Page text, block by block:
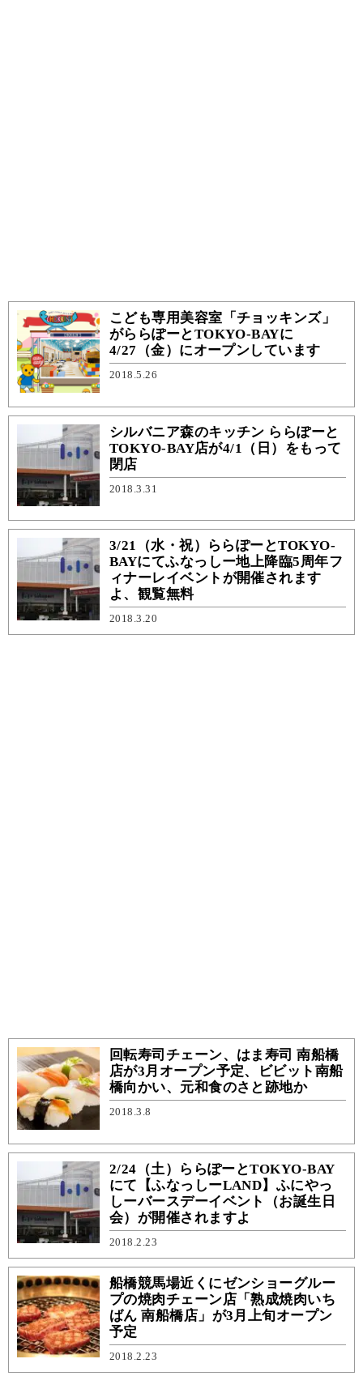
こども専用美容室「チョッキンズ」
がららぽーとTOKYO-BAYに
4/27（金）にオープンしています
2018.5.26
シルバニア森のキッチン ららぽーと
TOKYO-BAY店が4/1（日）をもって
閉店
2018.3.31
3/21（水・祝）ららぽーとTOKYO-
BAYにてふなっしー地上降臨5周年フ
ィナーレイベントが開催されます
よ、観覧無料
2018.3.20
回転寿司チェーン、はま寿司 南船橋
店が3月オープン予定、ビビット南船
橋向かい、元和食のさと跡地か
2018.3.8
2/24（土）ららぽーとTOKYO-BAY
にて【ふなっしーLAND】ふにやっ
しーバースデーイベント（お誕生日
会）が開催されますよ
2018.2.23
船橋競馬場近くにゼンショーグルー
プの焼肉チェーン店「熟成焼肉いち
ばん 南船橋店」が3月上旬オープン
予定
2018.2.23